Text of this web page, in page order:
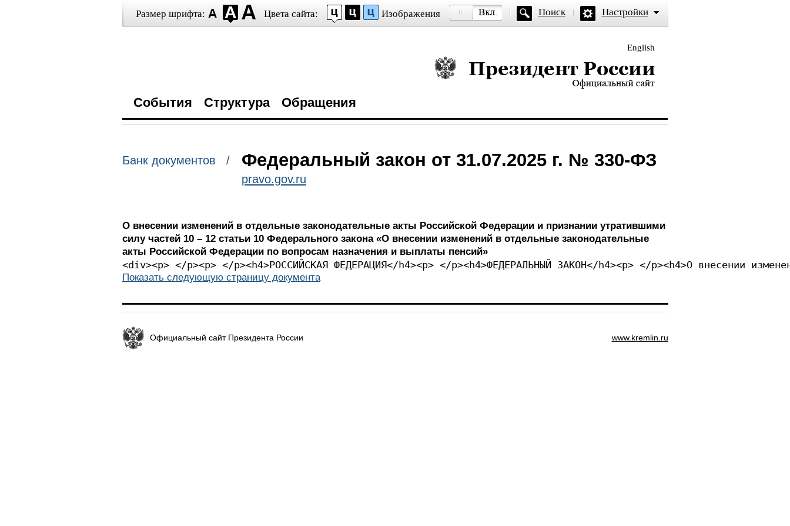
Размер шрифта: Цвета сайта: Изображения Поиск Настройки
English
Президент России — официальный сайт
События Структура Обращения
Банк документов / Федеральный закон от 31.07.2025 г. № 330-ФЗ
pravo.gov.ru
О внесении изменений в отдельные законодательные акты Российской Федерации и признании утратившими
силу частей 10 – 12 статьи 10 Федерального закона «О внесении изменений в отдельные законодательные
акты Российской Федерации по вопросам назначения и выплаты пенсий»
<div><p> </p><p> </p><h4>РОССИЙСКАЯ ФЕДЕРАЦИЯ</
Показать следующую страницу документа
Официальный сайт Президента России www.kremlin.ru